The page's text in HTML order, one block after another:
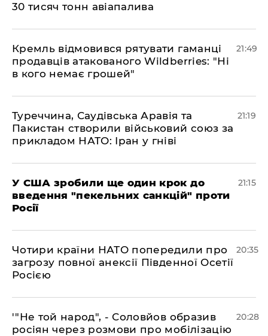
30 тисяч тонн авіапалива
​Кремль відмовився рятувати гаманці
продавців атакованого Wildberries: "Ні
в кого немає грошей"
21:49
​Туреччина, Саудівська Аравія та
Пакистан створили військовий союз за
прикладом НАТО: Іран у гніві
21:19
​У США зробили ще один крок до
введення "пекельних санкцій" проти
Росії
21:15
​Чотири країни НАТО попередили про
загрозу повної анексії Південної Осетії
Росією
20:35
​'"Не той народ", - Соловйов образив
росіян через розмови про мобілізацію
20:28